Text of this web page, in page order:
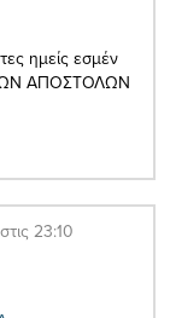
ημείς εσμέν
ΑΠΟΣΤΟΛΩΝ
23:10